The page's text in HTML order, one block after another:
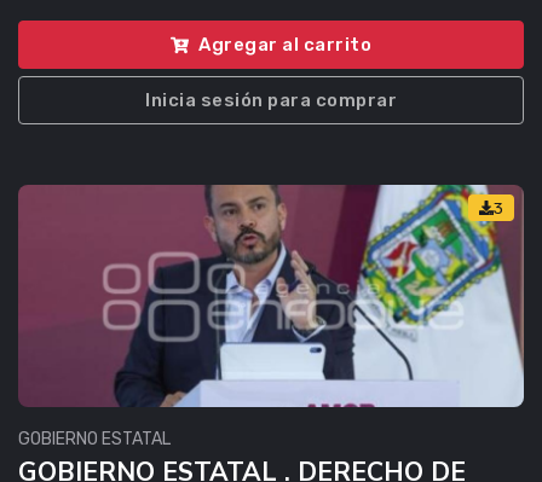
Agregar al carrito
Inicia sesión para comprar
3
GOBIERNO ESTATAL
GOBIERNO ESTATAL . DERECHO DE